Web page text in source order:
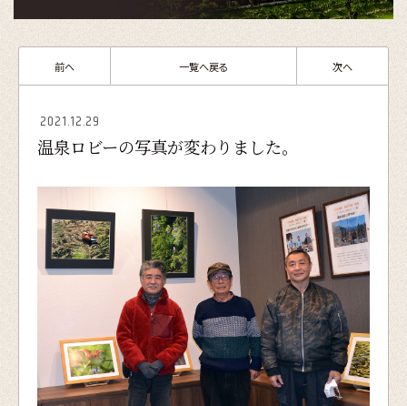
前へ 一覧へ戻る 次へ
2021.12.29
温泉ロビーの写真が変わりました。